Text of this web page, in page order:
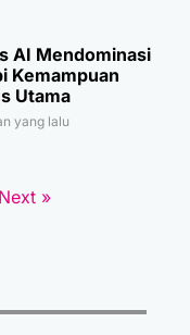
AI Mendominasi
Kemampuan
Utama
yang lalu
Next »